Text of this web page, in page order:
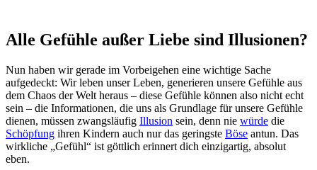
Alle Gefühle außer Liebe sind Illusionen?
Nun haben wir gerade im Vorbeigehen eine wichtige Sache
aufgedeckt: Wir leben unser Leben, generieren unsere Gefühle aus
dem Chaos der Welt heraus – diese Gefühle können also nicht echt
sein – die Informationen, die uns als Grundlage für unsere Gefühle
dienen, müssen zwangsläufig Illusion sein, denn nie würde die
Schöpfung ihren Kindern auch nur das geringste Böse antun. Das
wirkliche „Gefühl“ ist göttlich erinnert dich einzigartig, absolut
eben.